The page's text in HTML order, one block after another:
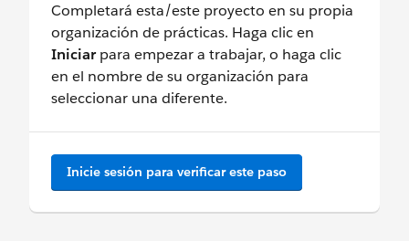
Completará esta/este proyecto en su propia
organización de prácticas. Haga clic en
Iniciarpara empezar a trabajar, o haga clic
en el nombre de su organización para
seleccionar una diferente.
Inicie sesión para verificar este paso